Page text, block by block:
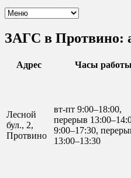
ЗАГС в Протвино:
Адрес Часы работы
Лесной
бул., 2,
Протвино
вт-пт 9:00–18:00,
перерыв
9:00–17:30,
13:00–13:30